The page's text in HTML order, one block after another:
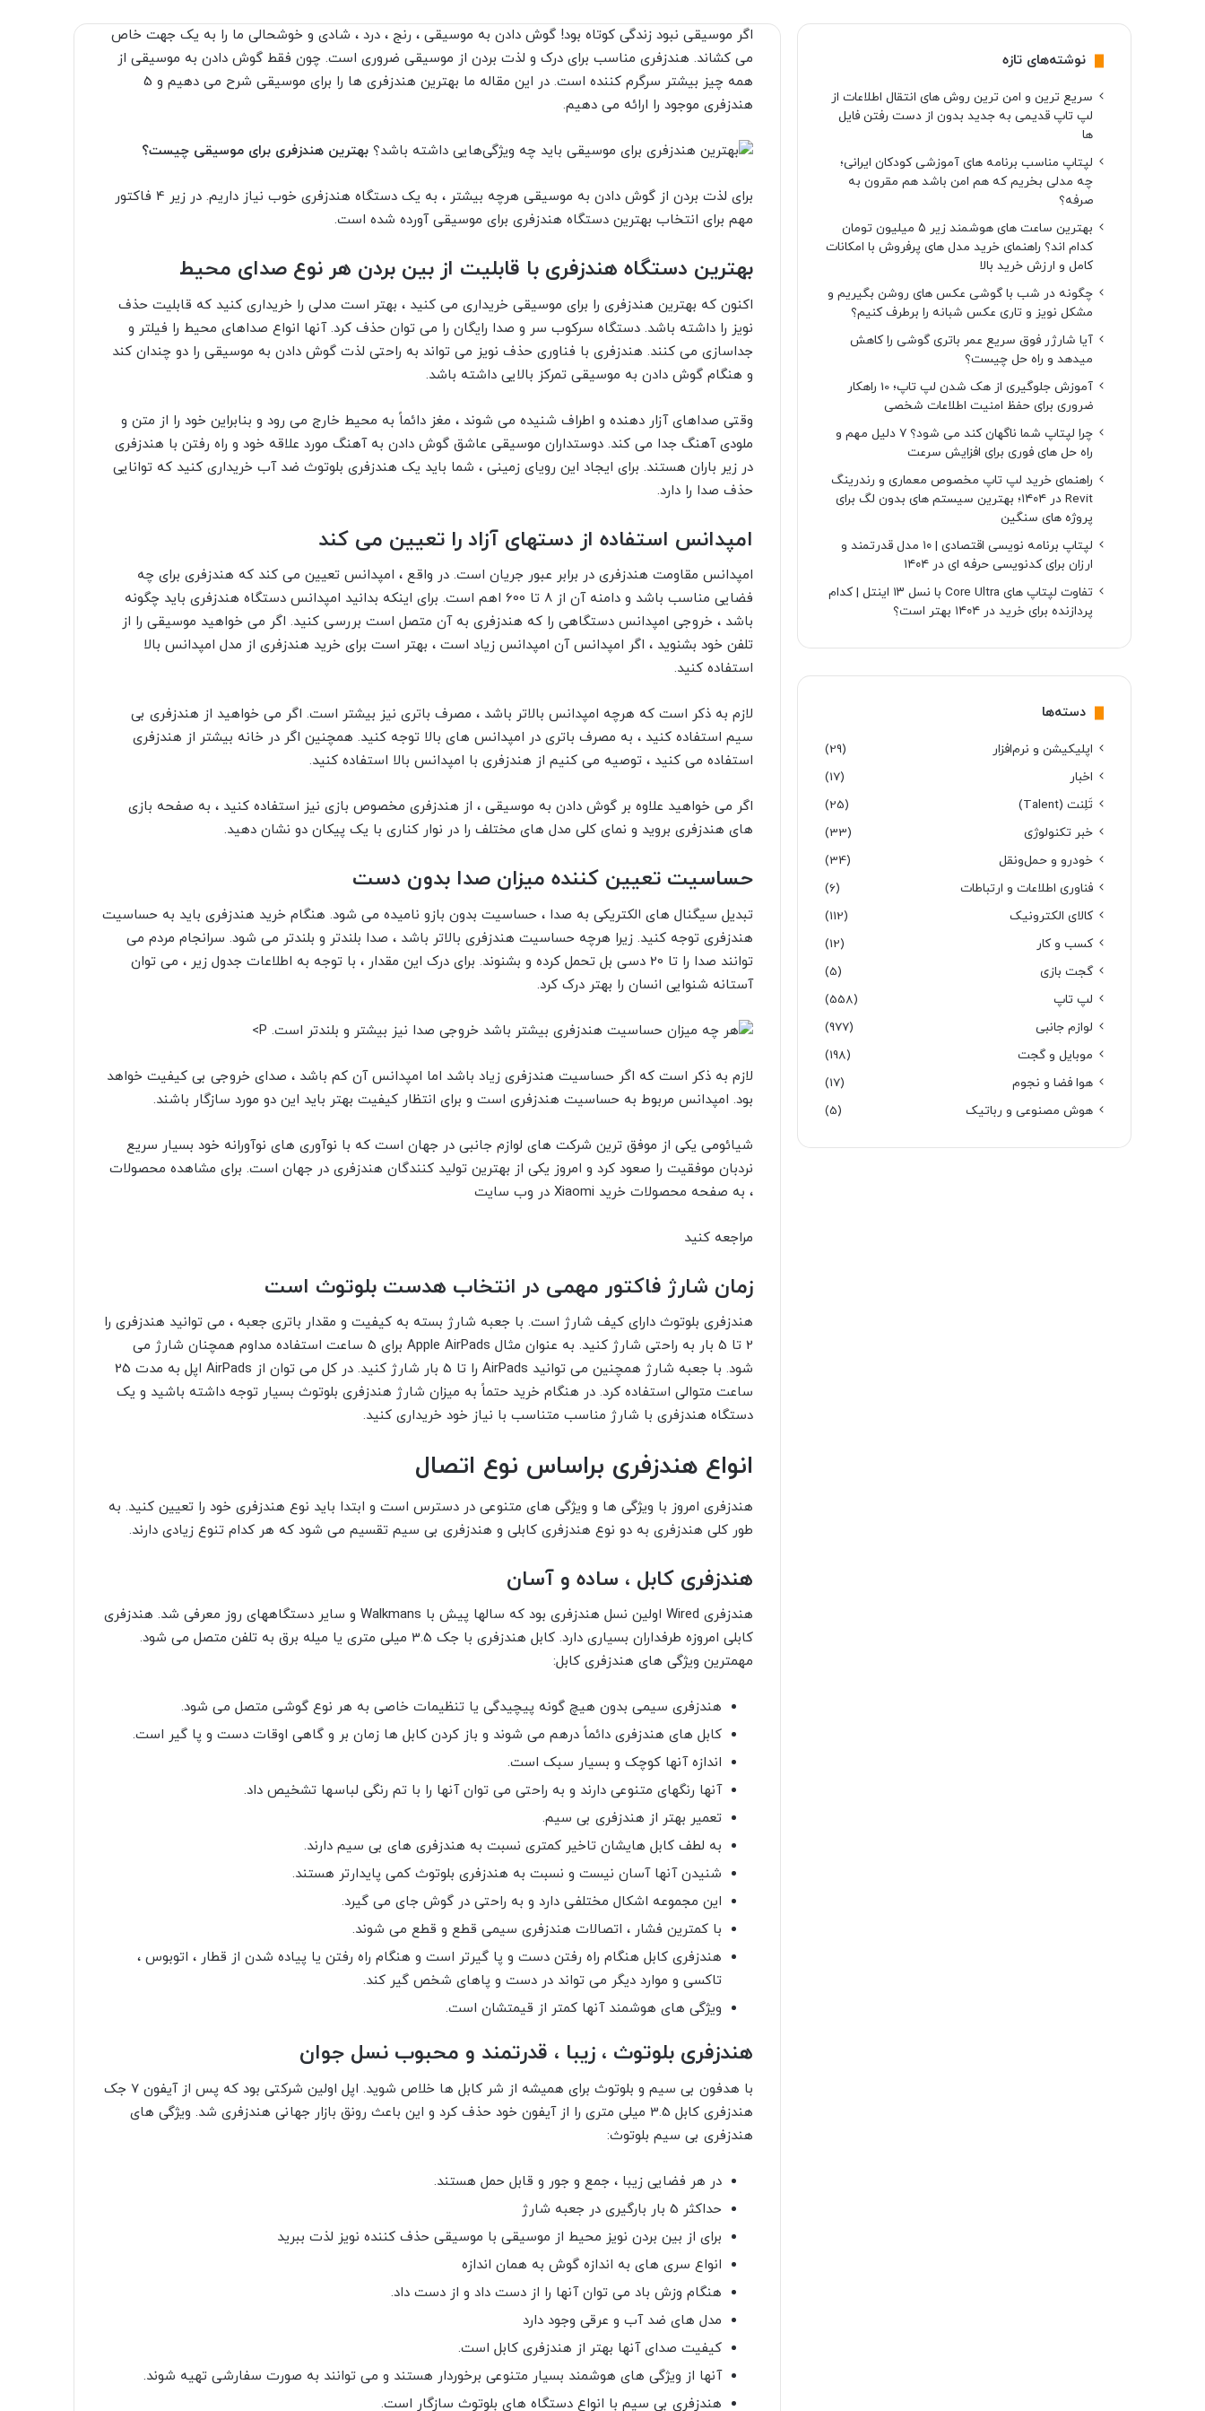
اگر موسیقی نبود زندگی کوتاه بود! گوش دادن به موسیقی ، رنج ، درد ، شادی و خوشحالی ما را به یک جهت خاص
می کشاند. هندزفری مناسب برای درک و لذت بردن از موسیقی ضروری است. چون فقط گوش دادن به موسیقی از
همه چیز بیشتر سرگرم کننده است. در این مقاله ما بهترین هندزفری ها را برای موسیقی شرح می دهیم و 5
هندزفری موجود را ارائه می دهیم.
بهترین هندزفری برای موسیقی چیست؟
برای لذت بردن از گوش دادن به موسیقی هرچه بیشتر ، به یک دستگاه هندزفری خوب نیاز داریم. در زیر 4 فاکتور
مهم برای انتخاب بهترین دستگاه هندزفری برای موسیقی آورده شده است.
بهترین دستگاه هندزفری با قابلیت از بین بردن هر نوع صدای محیط
اکنون که بهترین هندزفری را برای موسیقی خریداری می کنید ، بهتر است مدلی را خریداری کنید که قابلیت حذف
نویز را داشته باشد. دستگاه سرکوب سر و صدا رایگان را می توان حذف کرد. آنها انواع صداهای محیط را فیلتر و
جداسازی می کنند. هندزفری با فناوری حذف نویز می تواند به راحتی لذت گوش دادن به موسیقی را دو چندان کند
و هنگام گوش دادن به موسیقی تمرکز بالایی داشته باشد.
وقتی صداهای آزار دهنده و اطراف شنیده می شوند ، مغز دائماً به محیط خارج می رود و بنابراین خود را از متن و
ملودی آهنگ جدا می کند. دوستداران موسیقی عاشق گوش دادن به آهنگ مورد علاقه خود و راه رفتن با هندزفری
در زیر باران هستند. برای ایجاد این رویای زمینی ، شما باید یک هندزفری بلوتوث ضد آب خریداری کنید که توانایی
حذف صدا را دارد.
امپدانس استفاده از دستهای آزاد را تعیین می کند
امپدانس مقاومت هندزفری در برابر عبور جریان است. در واقع ، امپدانس تعیین می کند که هندزفری برای چه
فضایی مناسب باشد و دامنه آن از 8 تا 600 اهم است. برای اینکه بدانید امپدانس دستگاه هندزفری باید چگونه
باشد ، خروجی امپدانس دستگاهی را که هندزفری به آن متصل است بررسی کنید. اگر می خواهید موسیقی را از
تلفن خود بشنوید ، اگر امپدانس آن امپدانس زیاد است، بهتر است برای خرید هندزفری از مدل امپدانس بالا
استفاده کنید.
لازم به ذکر است که هرچه امپدانس بالاتر باشد ، مصرف باتری نیز بیشتر است. اگر می خواهید از هندزفری بی
سیم استفاده کنید ، به مصرف باتری در امپدانس های بالا توجه کنید. همچنین اگر در خانه بیشتر از هندزفری
استفاده می کنید ، توصیه می کنیم از هندزفری با امپدانس بالا استفاده کنید.
اگر می خواهید علاوه بر گوش دادن به موسیقی ، از هندزفری مخصوص بازی نیز استفاده کنید ، به صفحه بازی
های هندزفری بروید و نمای کلی مدل های مختلف را در نوار کناری با یک پیکان دو نشان دهید.
حساسیت تعیین کننده میزان صدا بدون دست
تبدیل سیگنال های الکتریکی به صدا ، حساسیت بدون بازو نامیده می شود. هنگام خرید هندزفری باید به حساسیت
هندزفری توجه کنید. زیرا هرچه حساسیت هندزفری بالاتر باشد ، صدا بلندتر و بلندتر می شود. سرانجام مردم می
توانند صدا را تا 20 دسی بل تحمل کرده و بشنوند. برای درک این مقدار ، با توجه به اطلاعات جدول زیر ، می توان
آستانه شنوایی انسان را بهتر درک کرد.
لازم به ذکر است که اگر حساسیت هندزفری زیاد باشد اما امپدانس آن کم باشد ، صدای خروجی بی کیفیت خواهد
بود. امپدانس مربوط به حساسیت هندزفری است و برای انتظار کیفیت بهتر باید این دو مورد سازگار باشند.
شیائومی یکی از موفق ترین شرکت های لوازم جانبی در جهان است که با نوآوری های نوآورانه خود بسیار سریع
نردبان موفقیت را صعود کرد و امروز یکی از بهترین تولید کنندگان هندزفری در جهان است. برای مشاهده محصولات
، به صفحه محصولات خرید Xiaomi در وب سایت
مراجعه کنید
زمان شارژ فاکتور مهمی در انتخاب هدست بلوتوث است
هندزفری بلوتوث دارای کیف شارژ است. با جعبه شارژ بسته به کیفیت و مقدار باتری جعبه ، می توانید هندزفری را
2 تا 5 بار به راحتی شارژ کنید. به عنوان مثال Apple AirPads برای 5 ساعت استفاده مداوم همچنان شارژ می
شود. با جعبه شارژ همچنین می توانید AirPads را تا 5 بار شارژ کنید. در کل می توان از AirPads اپل به مدت 25
ساعت متوالی استفاده کرد. در هنگام خرید حتماً به میزان شارژ هندزفری بلوتوث بسیار توجه داشته باشید و یک
دستگاه هندزفری با شارژ مناسب متناسب با نیاز خود خریداری کنید.
انواع هندزفری براساس نوع اتصال
هندزفری امروز با ویژگی ها و ویژگی های متنوعی در دسترس است و ابتدا باید نوع هندزفری خود را تعیین کنید. به
طور کلی هندزفری به دو نوع هندزفری کابلی و هندزفری بی سیم تقسیم می شود که هر کدام تنوع زیادی دارند.
هندزفری کابل ، ساده و آسان
هندزفری Wired اولین نسل هندزفری بود که سالها پیش با Walkmans و سایر دستگاههای روز معرفی شد. هندزفری
کابلی امروزه طرفداران بسیاری دارد. کابل هندزفری با جک 3.5 میلی متری یا میله برق به تلفن متصل می شود.
مهمترین ویژگی های هندزفری کابل:
هندزفری سیمی بدون هیچ گونه پیچیدگی یا تنظیمات خاصی به هر نوع گوشی متصل می شود.
کابل های هندزفری دائماً درهم می شوند و باز کردن کابل ها زمان بر و گاهی اوقات دست و پا گیر است.
اندازه آنها کوچک و بسیار سبک است.
آنها رنگهای متنوعی دارند و به راحتی می توان آنها را با تم رنگی لباسها تشخیص داد.
تعمیر بهتر از هندزفری بی سیم.
به لطف کابل هایشان تاخیر کمتری نسبت به هندزفری های بی سیم دارند.
شنیدن آنها آسان نیست و نسبت به هندزفری بلوتوث کمی پایدارتر هستند.
این مجموعه اشکال مختلفی دارد و به راحتی در گوش جای می گیرد.
با کمترین فشار ، اتصالات هندزفری سیمی قطع و قطع می شوند.
هندزفری کابل هنگام راه رفتن دست و پا گیرتر است و هنگام راه رفتن یا پیاده شدن از قطار ، اتوبوس ،
تاکسی و موارد دیگر می تواند در دست و پاهای شخص گیر کند.
ویژگی های هوشمند آنها کمتر از قیمتشان است.
هندزفری بلوتوث ، زیبا ، قدرتمند و محبوب نسل جوان
با هدفون بی سیم و بلوتوث برای همیشه از شر کابل ها خلاص شوید. اپل اولین شرکتی بود که پس از آیفون 7 جک
هندزفری کابل 3.5 میلی متری را از آیفون خود حذف کرد و این باعث رونق بازار جهانی هندزفری شد. ویژگی های
هندزفری بی سیم بلوتوث:
در هر فضایی زیبا ، جمع و جور و قابل حمل هستند.
حداکثر 5 بار بارگیری در جعبه شارژ
برای از بین بردن نویز محیط از موسیقی با موسیقی حذف کننده نویز لذت ببرید
انواع سری های به اندازه گوش به همان اندازه
هنگام وزش باد می توان آنها را از دست داد و از دست داد.
مدل های ضد آب و عرقی وجود دارد
کیفیت صدای آنها بهتر از هندزفری کابل است.
آنها از ویژگی های هوشمند بسیار متنوعی برخوردار هستند و می توانند به صورت سفارشی تهیه شوند.
هندزفری بی سیم با انواع دستگاه های بلوتوث سازگار است.
نوشته‌های تازه
سریع ترین و امن ترین روش های انتقال اطلاعات از
لپ تاپ قدیمی به جدید بدون از دست رفتن فایل
ها
لپتاپ مناسب برنامه های آموزشی کودکان ایرانی؛
چه مدلی بخریم که هم امن باشد هم مقرون به
صرفه؟
بهترین ساعت های هوشمند زیر ۵ میلیون تومان
کدام اند؟ راهنمای خرید مدل های پرفروش با امکانات
کامل و ارزش خرید بالا
چگونه در شب با گوشی عکس های روشن بگیریم و
مشکل نویز و تاری عکس شبانه را برطرف کنیم؟
آیا شارژر فوق سریع عمر باتری گوشی را کاهش
میدهد و راه حل چیست؟
آموزش جلوگیری از هک شدن لپ تاپ؛ 10 راهکار
ضروری برای حفظ امنیت اطلاعات شخصی
چرا لپتاپ شما ناگهان کند می شود؟ ۷ دلیل مهم و
راه حل های فوری برای افزایش سرعت
راهنمای خرید لپ تاپ مخصوص معماری و رندرینگ
Revit در ۱۴۰۴؛ بهترین سیستم های بدون لگ برای
پروژه های سنگین
لپتاپ برنامه نویسی اقتصادی | ۱۰ مدل قدرتمند و
ارزان برای کدنویسی حرفه ای در ۱۴۰۴
تفاوت لپتاپ های Core Ultra با نسل ۱۳ اینتل | کدام
پردازنده برای خرید در ۱۴۰۴ بهتر است؟
دسته‌ها
اپلیکیشن و نرم‌افزار
(29)
اخبار
(17)
تَلِنت (Talent)
(25)
خبر تکنولوژی
(33)
خودرو و حمل‌و‌نقل
(34)
فناوری اطلاعات و ارتباطات
(6)
کالای الکترونیک
(112)
کسب و کار
(12)
گجت بازی
(5)
لپ تاپ
(558)
لوازم جانبی
(977)
موبایل و گجت
(198)
هوا فضا و نجوم
(17)
هوش مصنوعی و رباتیک
(5)